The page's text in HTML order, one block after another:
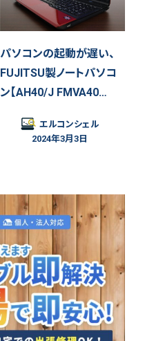
パソコンの起動が遅い、
FUJITSU製ノートパソコ
ン【AH40/J FMVA40…
エルコンシェル
2024年3月3日